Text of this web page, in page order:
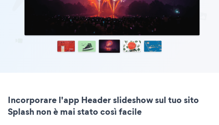
Incorporare l'app Header slideshow sul tuo sito
Splash non è mai stato così facile